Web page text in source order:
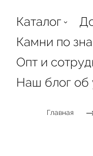
Каталог
Камни по
Опт и
Наш блог об
Главная